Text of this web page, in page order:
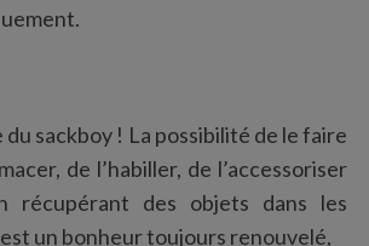
du sackboy ! La possibilité de le faire
de l’habiller, de l’accessoriser
récupérant des objets dans les
un bonheur toujours renouvelé,